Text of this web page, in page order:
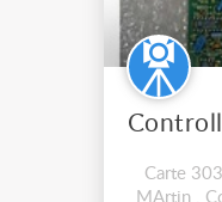
Carte
MArtin .